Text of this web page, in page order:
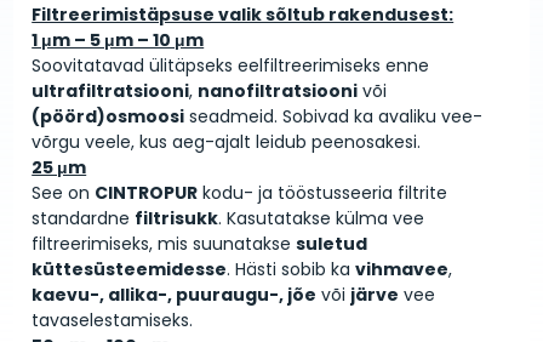
Filtreerimistäpsuse valik sõltub rakendusest:
1 μm – 5 μm – 10 μm
Soovitatavad ülitäpseks eelfiltreerimiseks enne
ultrafiltratsiooni, nanofiltratsiooni või
(pöörd)osmoosi seadmeid. Sobivad ka avaliku vee­
võrgu veele, kus aeg-ajalt leidub peenosakesi.
25 μm
See on CINTROPUR kodu- ja tööstus­seeria filtrite
standardne filtrisukk. Kasutatakse külma vee
filtreerimiseks, mis suunataksesuletud
küttesüsteemidesse. Hästi sobib kavihmavee,
kaevu-, allika-, puuraugu-, jõe või järve vee
tavaselestamiseks.